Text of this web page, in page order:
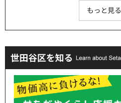
もっと見る
世田谷区を知る